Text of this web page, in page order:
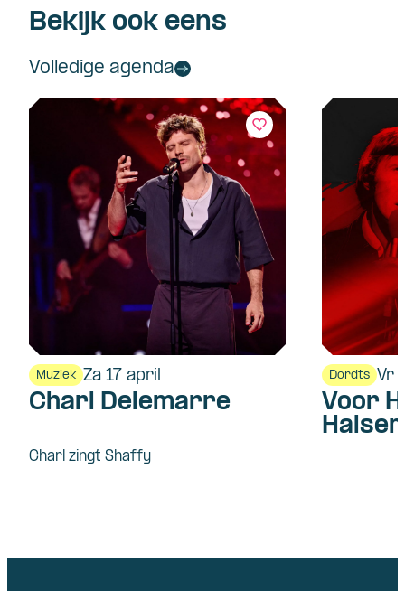
Bekijk ook eens
Volledige agenda
Muziek Za 17 april
Charl Delemarre
Charl zingt Shaffy
Dordts Vr
Voor